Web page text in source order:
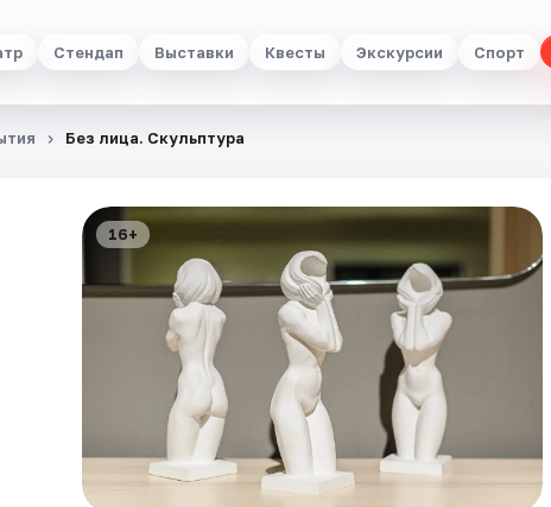
Стендап Выставки Квесты Экскурсии Спорт
Без лица. Скульптура
16+